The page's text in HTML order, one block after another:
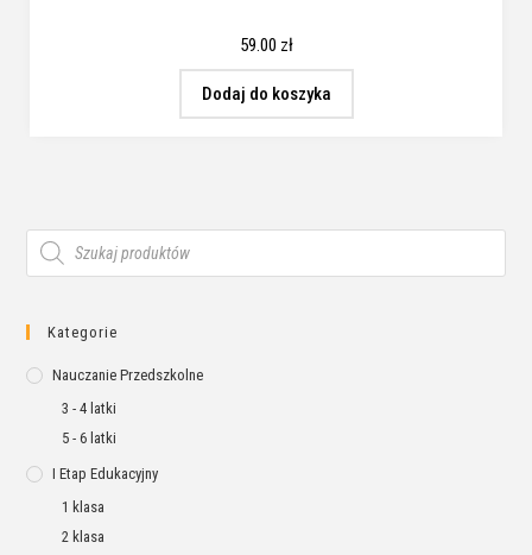
59.00 zł
Dodaj do koszyka
Kategorie
Nauczanie Przedszkolne
3 - 4 latki
5 - 6 latki
I Etap Edukacyjny
1 klasa
2 klasa